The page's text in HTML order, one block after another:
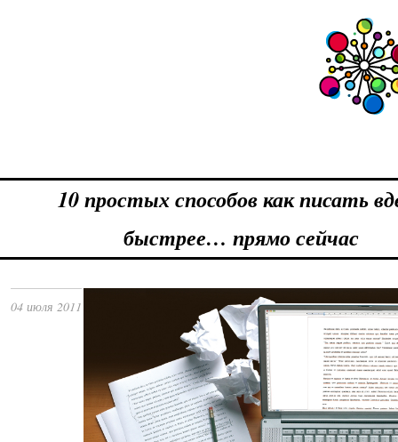
10 простых способов как писать
быстрее… прямо сейчас
04 июля 2011